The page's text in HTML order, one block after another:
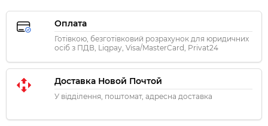
Оплата
Готівкою, безготівковий розрахунок для юридичних
осіб з ПДВ, Liqpay, Visa/MasterCard, Privat24
Доставка Новой Почтой
У відділення, поштомат, адресна доставка